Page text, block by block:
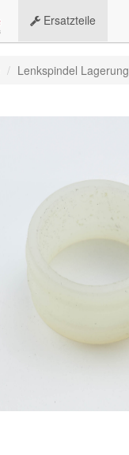
Ersatzteile
Lenkspindel Lagerung